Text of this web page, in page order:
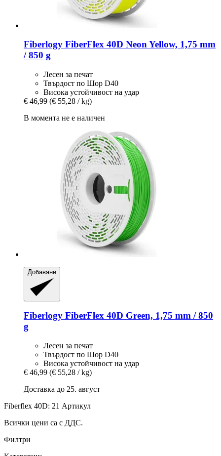
Fiberlogy FiberFlex 40D Neon Yellow, 1,75 mm
/ 850 g
Лесен за печат
Твърдост по Шор D40
Висока устойчивост на удар
€ 46,99 (€ 55,28 / kg)
В момента не е наличен
Добавяне
Fiberlogy FiberFlex 40D Green, 1,75 mm / 850
g
Лесен за печат
Твърдост по Шор D40
Висока устойчивост на удар
€ 46,99 (€ 55,28 / kg)
Доставка до 25. август
Fiberflex 40D: 21 Артикул
Всички цени са с ДДС.
Филтри